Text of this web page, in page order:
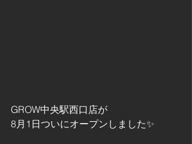
GROW中央駅西口店が
8月1日ついにオープンしました✨